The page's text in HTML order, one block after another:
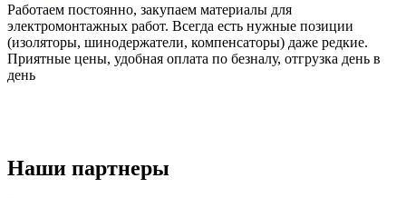
Работаем постоянно, закупаем материалы для
электромонтажных работ. Всегда есть нужные позиции
(изоляторы, шинодержатели, компенсаторы) даже редкие.
Приятные цены, удобная оплата по безналу, отгрузка день в
день
Наши партнеры